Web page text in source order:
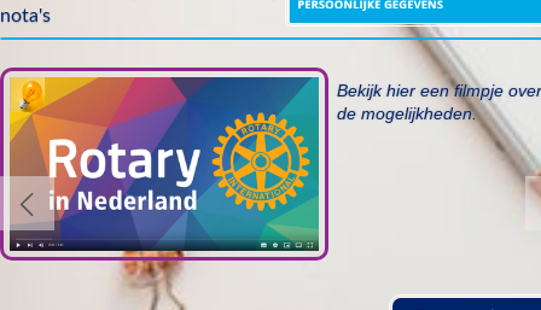
nota's
Bekijk hier een filmpje over
de mogelijkheden.